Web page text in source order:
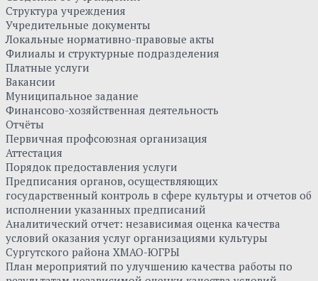
Структура учреждения
Учредительные документы
Локальные нормативно-правовые акты
Филиалы и структурные подразделения
Платные услуги
Вакансии
Муниципальное задание
Финансово-хозяйственная деятельность
Отчёты
Первичная профсоюзная организация
Аттестация
Порядок предоставления услуги
Предписания органов, осуществляющих
государственный контроль в сфере культуры и отчетов об
исполнении указанных предписаний
Аналитический отчет: независимая оценка качества
условий оказания услуг организациями культуры
Сургутского района ХМАО-ЮГРЫ
План мероприятий по улучшению качества работы по